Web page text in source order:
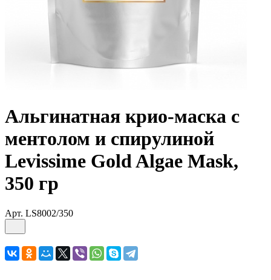
Альгинатная крио-маска с
ментолом и спирулиной
Levissime Gold Algae Mask,
350 гр
Арт. LS8002/350